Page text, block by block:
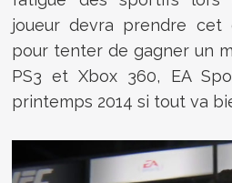
joueur devra prendre cet
pour tenter de gagner un
PS3 et Xbox 360, EA
printemps 2014 si tout va